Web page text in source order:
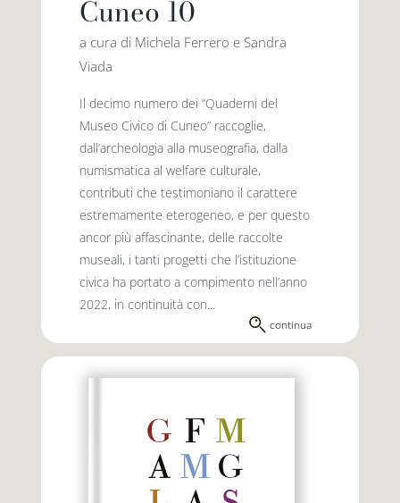
Cuneo 10
a cura di Michela Ferrero e Sandra
Viada
Il decimo numero dei “Quaderni del
Museo Civico di Cuneo” raccoglie,
dall’archeologia alla museografia, dalla
numismatica al welfare culturale,
contributi che testimoniano il carattere
estremamente eterogeneo, e per questo
ancor più affascinante, delle raccolte
museali, i tanti progetti che l’istituzione
civica ha portato a compimento nell’anno
2022, in continuità con...
continua